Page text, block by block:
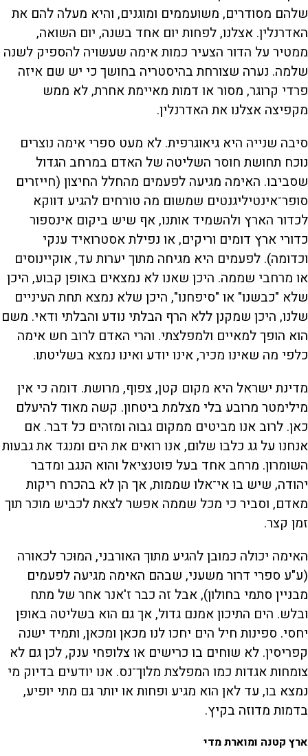
שלהם מסודרים, משועממים ומוגנים, והיא מעלה להם את
האדרנלין. אצלנו, לפחות יום אחד בשנה, יום השואה,
ממטיר על הדור הצעיר כמות אימה שעשויה להספיק לשנה
שלמה. נערה שצורחת בהיסטריה בחושך כי יש שם איזה
פרדי קרוגר, מסור או דמות מאיימת אחרת, לא ממש
מקפיצה אצלנו את האדרנלין.
סיבה שנייה היא גיאוגרפית. לא מעט ספרי אימה נוצרים
נוכח תחושת חוסר השליטה של האדם במרחב הגדול
שסביבו. האימה מגיעה לפעמים מהחלל החיצון (חייזרים
סופר־אינטיליגנטים שמשום מה טורחים להגיע דווקא
לכדור הארץ ולהשמיד אותנו, אף שיש ביקום אינספור
כדורי ארץ דומים וריקים, או נפילת אסטרואיד ענקי
וכדומה). לפעמים היא מגיחה מתוך יערות עד, אוקיינוסים
או מרחבי שממה. היכן שאנו לא נמצאים באופן קבוע, היכן
שלא "כבשנו" או "סיפחנו", היכן שלא נמצא תחת העיניים
שלנו, היכן שמקנן ללא הרף הבלתי נודע והבלתי ודאי. משם
הוא הופך למאיים ולמפלצתי. והרי האדם לרוב חש אימה
כלפי מה שאינו מכיר, אינו יודע ואינו נמצא בשליטתו.
מדינת ישראל היא מקום קטן, צפוף, מרושת. דומה כי אין
מילימטר מרובע בלי מצלמת ביטחון. קשה מאוד להיעלם
כאן. לרוב אנו מביטים ממקום גבוה ומזהים כל דבר. אם
אנחנו על גג כלבו שלום, אנו רואים את הים ומנגד את גבעות
השומרון. מרחב אחד בעל פוטנציאל והוא הנגב ומדבר
יהודה, שיש בו אי־אלו שממות, אך הן לא בהכרח ריקות
מאדם, וסביר כי מכל שממה אפשר לצאת לכביש מוכר תוך
זמן קצר.
האימה יכולה כמובן להגיע מתוך האורבני, המוּכר לכאורה
(ע"ע ספרי דרור משעני, שבהם האימה מגיעה לפעמים
מבניין סתמי בחולון), אבל זה כבר ז'אנר אחר של מתח
ובלש. הים התיכון אמנם גדול, אך גם הוא בשליטה באופן
יחסי. ספינות חיל הים יחכו לנו מכאן ומכאן, ותמיד ישנה
קפריסין. לא שוחים בו כרישים או צלופחי ענק, לכן גם לא
צומחות אגדות כמו המפלצת מלוך־נס. אנו יודעים בדיוק מי
נמצא בו, עד לאן הוא מגיע ופחות או יותר גם מתי יופיע,
בדמות מדוזה בקיץ.
ארץ קטנה ומוארת מדי